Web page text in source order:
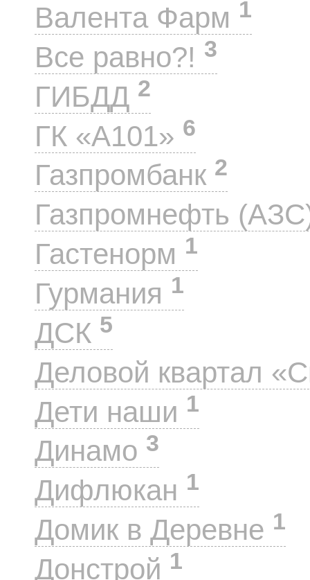
Валента Фарм 1
Все равно?! 3
ГИБДД 2
ГК «А101» 6
Газпромбанк 2
Газпромнефть
Гастенорм 1
Гурмания 1
ДСК 5
Деловой квартал
Дети наши 1
Динамо 3
Дифлюкан 1
Домик в Деревне 1
Донстрой 1